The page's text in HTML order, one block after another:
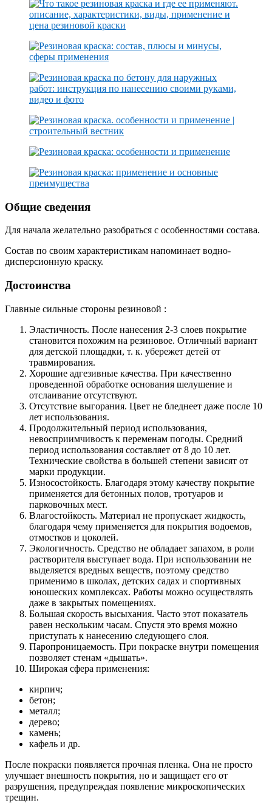
Общие сведения
Для начала желательно разобраться с особенностями состава.
Состав по своим характеристикам напоминает водно-
дисперсионную краску.
Достоинства
Главные сильные стороны резиновой :
Эластичность. После нанесения 2-3 слоев покрытие
становится похожим на резиновое. Отличный вариант
для детской площадки, т. к. убережет детей от
травмирования.
Хорошие адгезивные качества. При качественно
проведенной обработке основания шелушение и
отслаивание отсутствуют.
Отсутствие выгорания. Цвет не бледнеет даже после 10
лет использования.
Продолжительный период использования,
невосприимчивость к переменам погоды. Средний
период использования составляет от 8 до 10 лет.
Технические свойства в большей степени зависят от
марки продукции.
Износостойкость. Благодаря этому качеству покрытие
применяется для бетонных полов, тротуаров и
парковочных мест.
Влагостойкость. Материал не пропускает жидкость,
благодаря чему применяется для покрытия водоемов,
отмостков и цоколей.
Экологичность. Средство не обладает запахом, в роли
растворителя выступает вода. При использовании не
выделяется вредных веществ, поэтому средство
применимо в школах, детских садах и спортивных
юношеских комплексах. Работы можно осуществлять
даже в закрытых помещениях.
Большая скорость высыхания. Часто этот показатель
равен нескольким часам. Спустя это время можно
приступать к нанесению следующего слоя.
Паропроницаемость. При покраске внутри помещения
позволяет стенам «дышать».
Широкая сфера применения:
кирпич;
бетон;
металл;
дерево;
камень;
кафель и др.
После покраски появляется прочная пленка. Она не просто
улучшает внешность покрытия, но и защищает его от
разрушения, предупреждая появление микроскопических
трещин.